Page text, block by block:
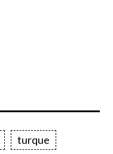
turque